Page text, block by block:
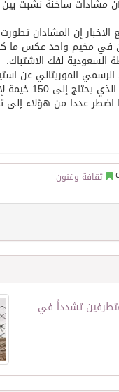
ومتخصصة في مجال
ساخنة نشبت بين
الاخبار إن المشادان
في مخيم واحد عكس
لفك الاشتباك.
الموريتاني عن
الحج،وبحسب
وفي 50 خيمة فقط،مما اضطر
ثقافة وفنون
تشدداً في